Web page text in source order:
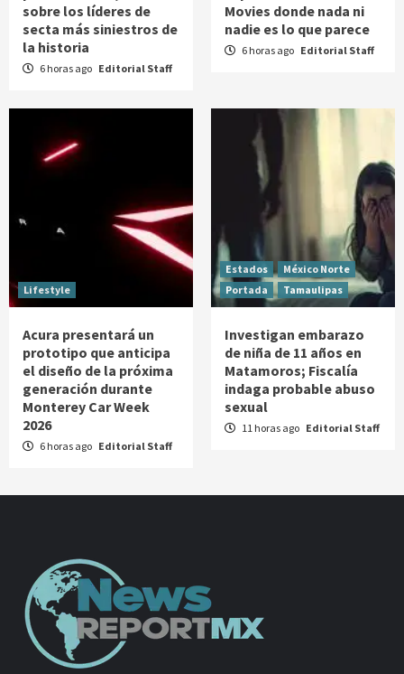
sobre los líderes de
secta más siniestros de
la historia
6 horas ago Editorial Staff
Movies donde nada ni
nadie es lo que parece
6 horas ago Editorial Staff
Lifestyle
Acura presentará un
prototipo que anticipa
el diseño de la próxima
generación durante
Monterey Car Week
2026
6 horas ago Editorial Staff
Estados
México Norte
Portada
Tamaulipas
Investigan embarazo
de niña de 11 años en
Matamoros; Fiscalía
indaga probable abuso
sexual
11 horas ago Editorial Staff